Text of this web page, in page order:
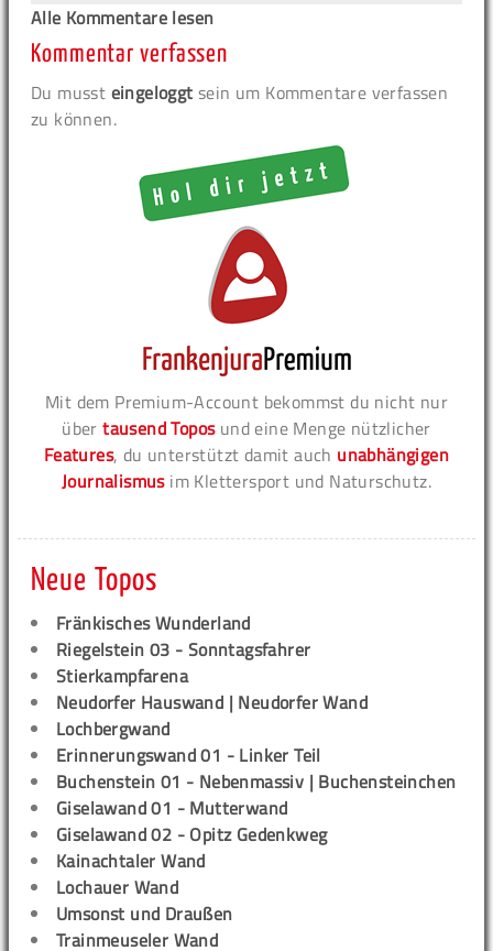
Alle Kommentare lesen
Kommentar verfassen
Du musst eingeloggt sein um Kommentare verfassen
zu können.
Mit dem Premium-Account bekommst du nicht nur
übertausend Toposund eine Menge nützlicher
Features, du unterstützt damit auch unabhängigen
Journalismusim Klettersport und Naturschutz.
Neue Topos
Fränkisches Wunderland
Riegelstein 03 - Sonntagsfahrer
Stierkampfarena
Neudorfer Hauswand | Neudorfer Wand
Lochbergwand
Erinnerungswand 01 - Linker Teil
Buchenstein 01 - Nebenmassiv | Buchensteinchen
Giselawand 01 - Mutterwand
Giselawand 02 - Opitz Gedenkweg
Kainachtaler Wand
Lochauer Wand
Umsonst und Draußen
Trainmeuseler Wand